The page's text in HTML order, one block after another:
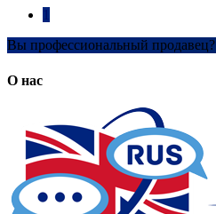
Вы профессиональный продавец?
О нас